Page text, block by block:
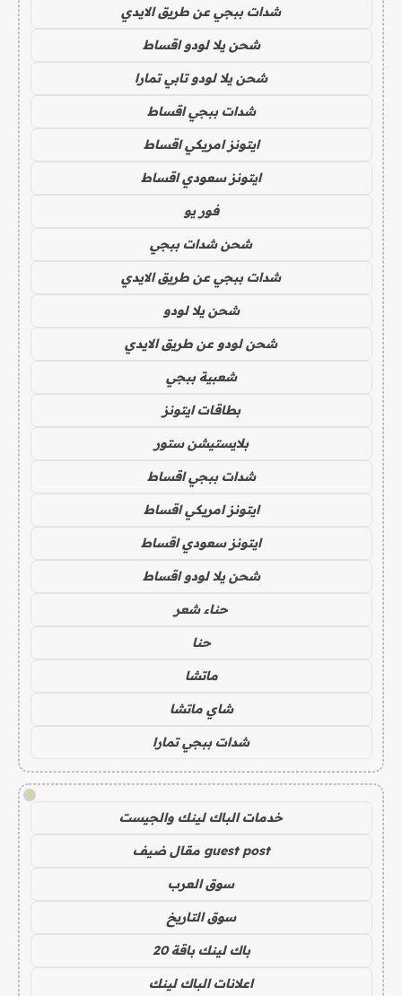
شدات ببجي عن طريق الايدي
شحن يلا لودو اقساط
شحن يلا لودو تابي تمارا
شدات ببجي اقساط
ايتونز امريكي اقساط
ايتونز سعودي اقساط
فور يو
شحن شدات ببجي
شدات ببجي عن طريق الايدي
شحن يلا لودو
شحن لودو عن طريق الايدي
شعبية ببجي
بطاقات ايتونز
بلايستيشن ستور
شدات ببجي اقساط
ايتونز امريكي اقساط
ايتونز سعودي اقساط
شحن يلا لودو اقساط
حناء شعر
حنا
ماتشا
شاي ماتشا
شدات ببجي تمارا
!
خدمات الباك لينك والجيست
guest post مقال ضيف
سوق العرب
سوق التاريخ
باك لينك باقة 20
اعلانات الباك لينك